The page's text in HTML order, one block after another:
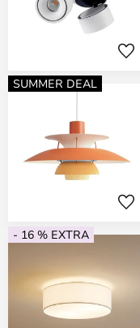
SUMMER DEAL
- 16 % EXTRA